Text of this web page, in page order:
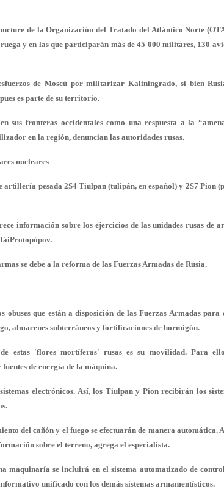
de la Organización del Tratado del Atlántico Norte
y en las que participarán más de 45 000 militares, 130
de Moscú por militarizar Kaliningrado, si bien
es parte de su territorio.
sus fronteras occidentales como una respuesta a la
en la región, denuncian las autoridades rusas.
nucleares
artillería pesada 2S4 Tiulpan (tulipán, en español) y 2S7 Pion
información sobre los ejercicios de las unidades rusas de
se debe a la reforma de las Fuerzas Armadas de Rusia.
que están a disposición de las Fuerzas Armadas para
almacenes subterráneos y fortificaciones de hormigón.
estas 'flores mortíferas' rusas es su movilidad. Para
de energía de la máquina.
electrónicos. Así, los Tiulpan y Pion recibirán los
del cañón y el fuego se efectuarán de manera automática.
sobre el terreno, agrega el especialista.
maquinaría se incluirá en el sistema automatizado de
unificado con los demás sistemas armamentísticos.